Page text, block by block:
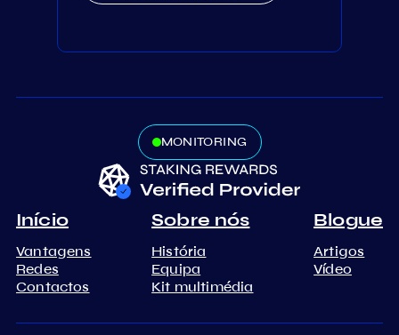
MONITORING
Início
Vantagens
Redes
Contactos
Sobre nós
História
Equipa
Kit multimédia
Blogue
Artigos
Vídeo